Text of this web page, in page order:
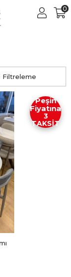
0
Filtreleme
Peşin
Fiyatına
3
TAKSİT